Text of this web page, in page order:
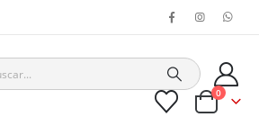
0